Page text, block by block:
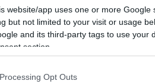
website/app uses one or more
but not limited to your visit or usage
and its third-party tags to use your
section.
Opt Outs